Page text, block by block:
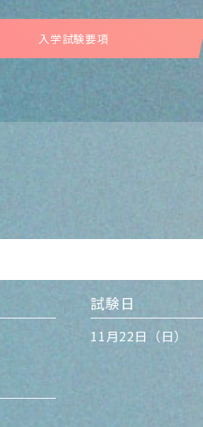
入学試験要項
試験日
11月22日（日）